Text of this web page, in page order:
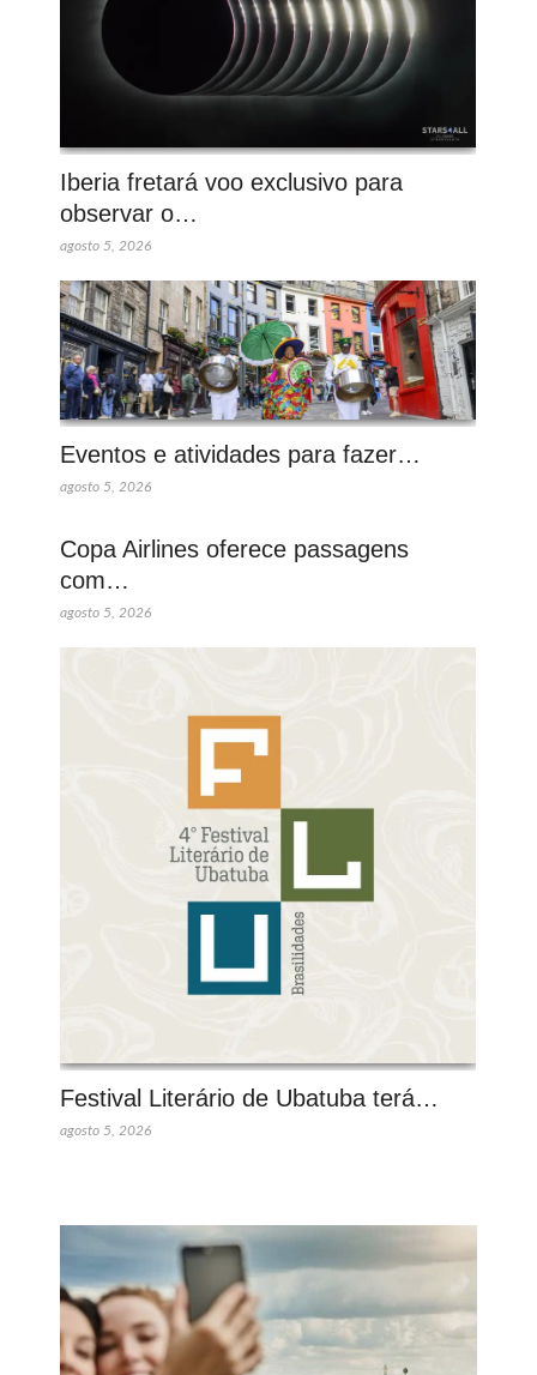
Iberia fretará voo exclusivo para
observar o…
agosto 5, 2026
Eventos e atividades para fazer…
agosto 5, 2026
Copa Airlines oferece passagens
com…
agosto 5, 2026
Festival Literário de Ubatuba terá…
agosto 5, 2026